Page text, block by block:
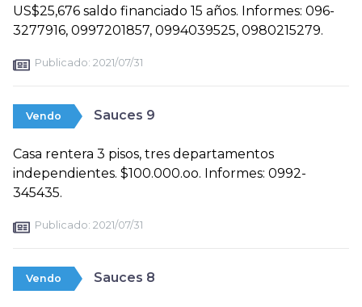
US$25,676 saldo financiado 15 años. Informes: 096-
3277916, 0997201857, 0994039525, 0980215279.
Publicado: 2021/07/31
Vendo Sauces 9
Casa rentera 3 pisos, tres departamentos
independientes. $100.000.oo. Informes: 0992-
345435.
Publicado: 2021/07/31
Vendo Sauces 8